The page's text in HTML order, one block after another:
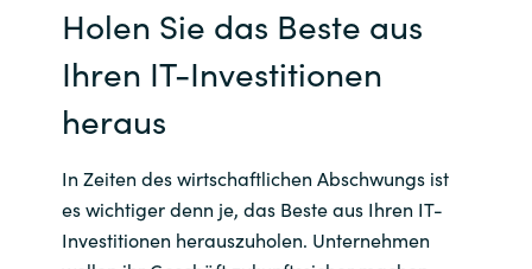
Iceland
India
Kingdom of Saudi Arabia
Holen Sie das Beste aus
Ihren IT-Investitionen
heraus
In Zeiten des wirtschaftlichen Abschwungs ist
es wichtiger denn je, das Beste aus Ihren IT-
Investitionen herauszuholen. Unternehmen